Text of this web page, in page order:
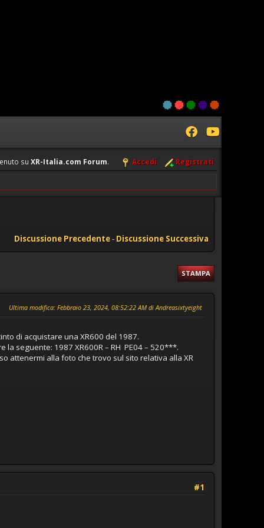
su XR-Italia.com Forum. Accedi Registrati
Discussione Precedente- Discussione Successiva
STAMPA
Ultima modifica: Febbraio 23, 2024, 08:52:22 AM di Andreasixtyeight
di acquistare una XR600 del 1987.
seguente: 1987 XR600R – RH PE04 – 520***.
attenermi alla foto che trovo sul sito relativa alla XR
#1